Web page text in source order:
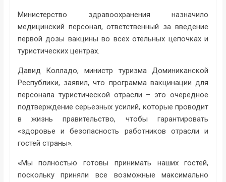
Министерство здравоохранения назначило
медицинский персонал, ответственный за введение
первой дозы вакцины во всех отельных цепочках и
туристических центрах.
Давид Колладо, министр туризма Доминиканской
Республики, заявил, что программа вакцинации для
персонала туристической отрасли – это очередное
подтверждение серьезных усилий, которые проводит
в жизнь правительство, чтобы гарантировать
«здоровье и безопасность работников отрасли и
гостей страны».
«Мы полностью готовы принимать наших гостей,
поскольку приняли все возможные максимально